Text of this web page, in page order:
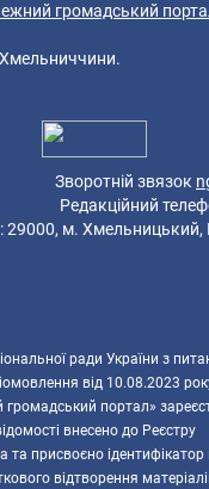
громадський
Зворотній звязок
Редакційний
м. Хмельницький,
ради України з
від 10.08.2023
портал»
внесено до Реєстру
та присвоєно
відтворення